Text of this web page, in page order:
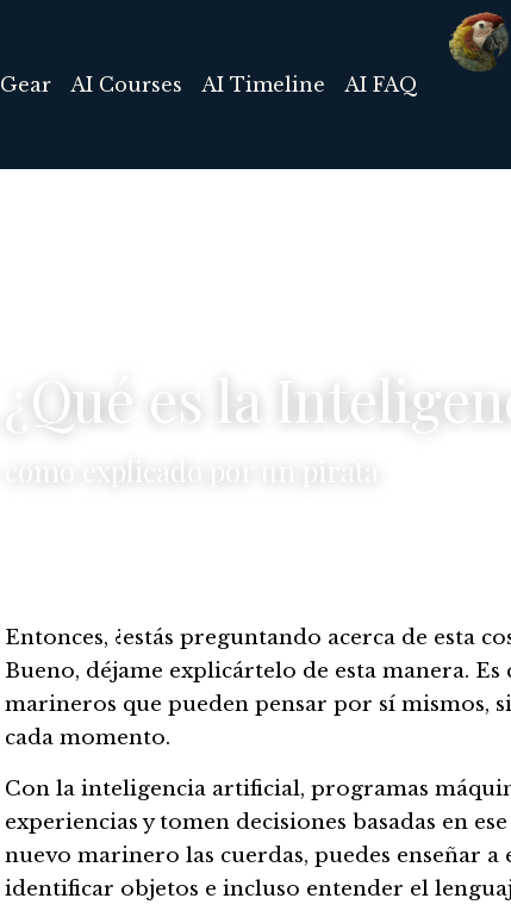
Gear AI Courses AI Timeline AI FAQ
Qué es la
como explicado por un pirata
Entonces, ¿estás preguntando acerca de esta
Bueno, déjame explicártelo de esta manera.
marineros que pueden pensar por sí mismos,
cada momento.
Con la inteligencia artificial, programas
experiencias y tomen decisiones basadas en
nuevo marinero las cuerdas, puedes enseñar a
identificar objetos e incluso entender el